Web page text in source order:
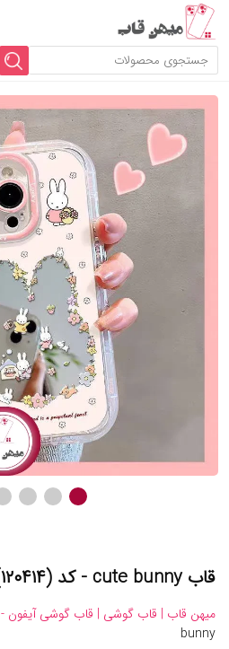
قاب cute bunny - کد (۱۲۰۴۱۴)
میهن قاب | قاب گوشی | قاب گوشی آیفون - iPhone case |
bunny